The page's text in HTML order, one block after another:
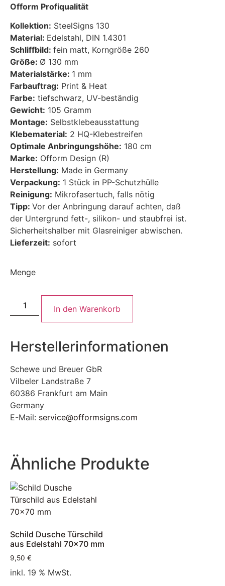
Ofform Profiqualität
Kollektion: SteelSigns 130
Material: Edelstahl, DIN 1.4301
Schliffbild: fein matt, Korngröße 260
Größe: Ø 130 mm
Materialstärke: 1 mm
Farbauftrag: Print & Heat
Farbe: tiefschwarz, UV-beständig
Gewicht: 105 Gramm
Montage: Selbstklebeausstattung
Klebematerial: 2 HQ-Klebestreifen
Optimale Anbringungshöhe: 180 cm
Marke: Ofform Design (R)
Herstellung: Made in Germany
Verpackung: 1 Stück in PP-Schutzhülle
Reinigung: Mikrofasertuch, falls nötig
Tipp: Vor der Anbringung darauf achten, daß
der Untergrund fett-, silikon- und staubfrei ist.
Sicherheitshalber mit Glasreiniger abwischen.
Lieferzeit: sofort
Menge
In den Warenkorb
Herstellerinformationen
Schewe und Breuer GbR
Vilbeler Landstraße 7
60386 Frankfurt am Main
Germany
E-Mail: service@offormsigns.com
Ähnliche Produkte
Schild Dusche Türschild
aus Edelstahl 70×70 mm
9,50 €
inkl. 19 % MwSt.